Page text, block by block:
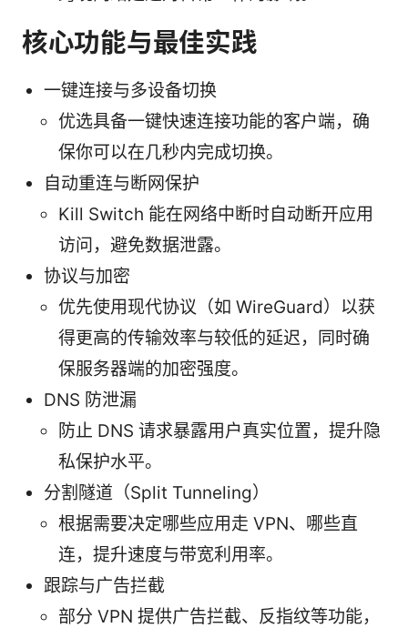
核心功能与最佳实践
一键连接与多设备切换
优选具备一键快速连接功能的客户端，确
保你可以在几秒内完成切换。
自动重连与断网保护
Kill Switch 能在网络中断时自动断开应用
访问，避免数据泄露。
协议与加密
优先使用现代协议（如 WireGuard）以获
得更高的传输效率与较低的延迟，同时确
保服务器端的加密强度。
DNS 防泄漏
防止 DNS 请求暴露用户真实位置，提升隐
私保护水平。
分割隧道（Split Tunneling）
根据需要决定哪些应用走 VPN、哪些直
连，提升速度与带宽利用率。
跟踪与广告拦截
部分 VPN 提供广告拦截、反指纹等功能，